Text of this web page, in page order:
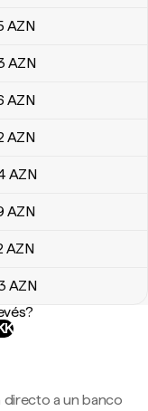
AZN
AZN
AZN
AZN
AZN
AZN
AZN
AZN
directo a un banco